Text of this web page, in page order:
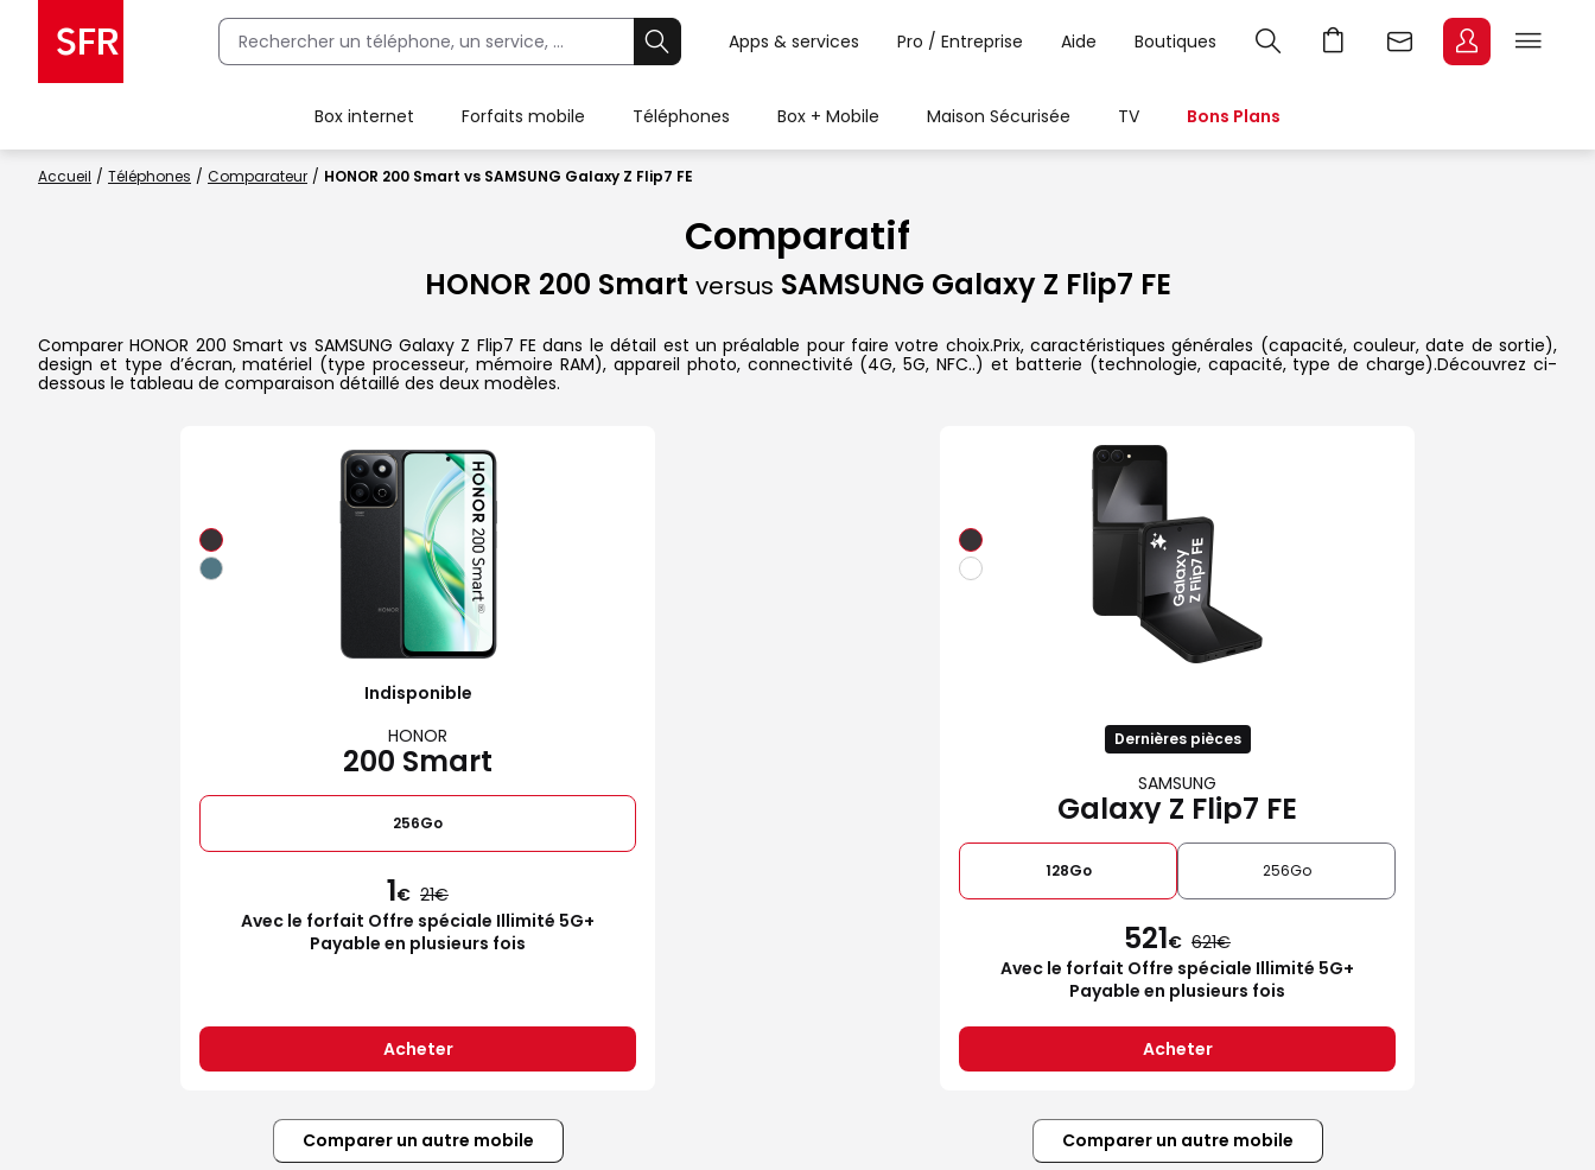
Apps & services Pro / Entreprise Aide Boutiques
Box internet Forfaits mobile Téléphones Box + Mobile Maison Sécurisée TV Bons Plans
Accueil Téléphones Comparateur HONOR 200 Smart vs SAMSUNG Galaxy Z Flip7 FE
Comparatif
HONOR 200 Smart versus SAMSUNG Galaxy Z Flip7 FE
Comparer HONOR 200 Smart vs SAMSUNG Galaxy Z Flip7 FE dans le détail est un préalable pour faire votre choix.Prix, caractéristiques générales (capacité, couleur, date de sortie),
design et type d’écran, matériel (type processeur, mémoire RAM), appareil photo, connectivité (4G, 5G, NFC..) et batterie (technologie, capacité, type de charge).Découvrez ci-
dessous le tableau de comparaison détaillé des deux modèles.
Indisponible
HONOR
200 Smart
256Go
1€ 21
Avec le forfait Offre spéciale Illimité 5G+
Payable en plusieurs fois
Acheter
Dernières pièces
SAMSUNG
Galaxy Z Flip7 FE
128Go 256Go
521€ 621
Avec le forfait Offre spéciale Illimité 5G+
Payable en plusieurs fois
Acheter
Comparer un autre mobile Comparer un autre mobile